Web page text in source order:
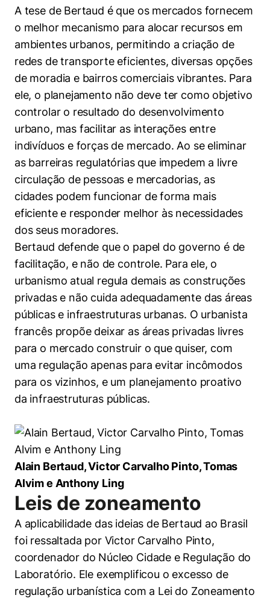
A tese de Bertaud é que os mercados fornecem
o melhor mecanismo para alocar recursos em
ambientes urbanos, permitindo a criação de
redes de transporte eficientes, diversas opções
de moradia e bairros comerciais vibrantes. Para
ele, o planejamento não deve ter como objetivo
controlar o resultado do desenvolvimento
urbano, mas facilitar as interações entre
indivíduos e forças de mercado. Ao se eliminar
as barreiras regulatórias que impedem a livre
circulação de pessoas e mercadorias, as
cidades podem funcionar de forma mais
eficiente e responder melhor às necessidades
dos seus moradores.
Bertaud defende que o papel do governo é de
facilitação, e não de controle. Para ele, o
urbanismo atual regula demais as construções
privadas e não cuida adequadamente das áreas
públicas e infraestruturas urbanas. O urbanista
francês propõe deixar as áreas privadas livres
para o mercado construir o que quiser, com
uma regulação apenas para evitar incômodos
para os vizinhos, e um planejamento proativo
da infraestruturas públicas.
Alain Bertaud, Victor Carvalho Pinto, Tomas
Alvim e Anthony Ling
Leis de zoneamento
A aplicabilidade das ideias de Bertaud ao Brasil
foi ressaltada por Victor Carvalho Pinto,
coordenador do Núcleo Cidade e Regulação do
Laboratório. Ele exemplificou o excesso de
regulação urbanística com a Lei do Zoneamento
Cookies estritamente necessários
Cookies de preferências de usuário